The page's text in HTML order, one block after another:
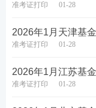
卡】【答题闯关
刷】【模拟摸考
答疑互助：添加
准考证打印 01-28
2026年1月天津基
准考证打印 01-28
2026年1月江苏基
准考证打印 01-28